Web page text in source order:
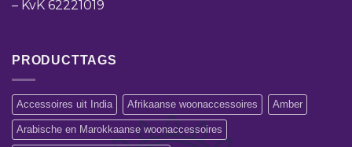
– KvK 62221019
PRODUCTTAGS
Accessoires uit India Afrikaanse woonaccessoires Amber
Arabische en Marokkaanse woonaccessoires